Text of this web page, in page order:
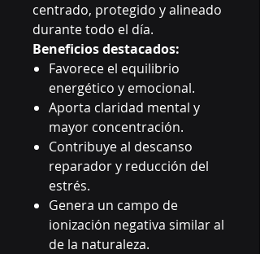
centrado, protegido y alineado
durante todo el día.
Beneficios destacados:
Favorece el equilibrio
energético y emocional.
Aporta claridad mental y
mayor concentración.
Contribuye al descanso
reparador y reducción del
estrés.
Genera un campo de
ionización negativa similar al
de la naturaleza.